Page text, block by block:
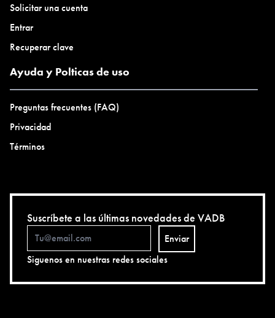
Solicitar una cuenta
Entrar
Recuperar clave
Ayuda y Polticas de uso
Preguntas frecuentes (FAQ)
Privacidad
Términos
Suscríbete a las últimas novedades de VADB
Enviar
Siguenos en nuestras redes sociales